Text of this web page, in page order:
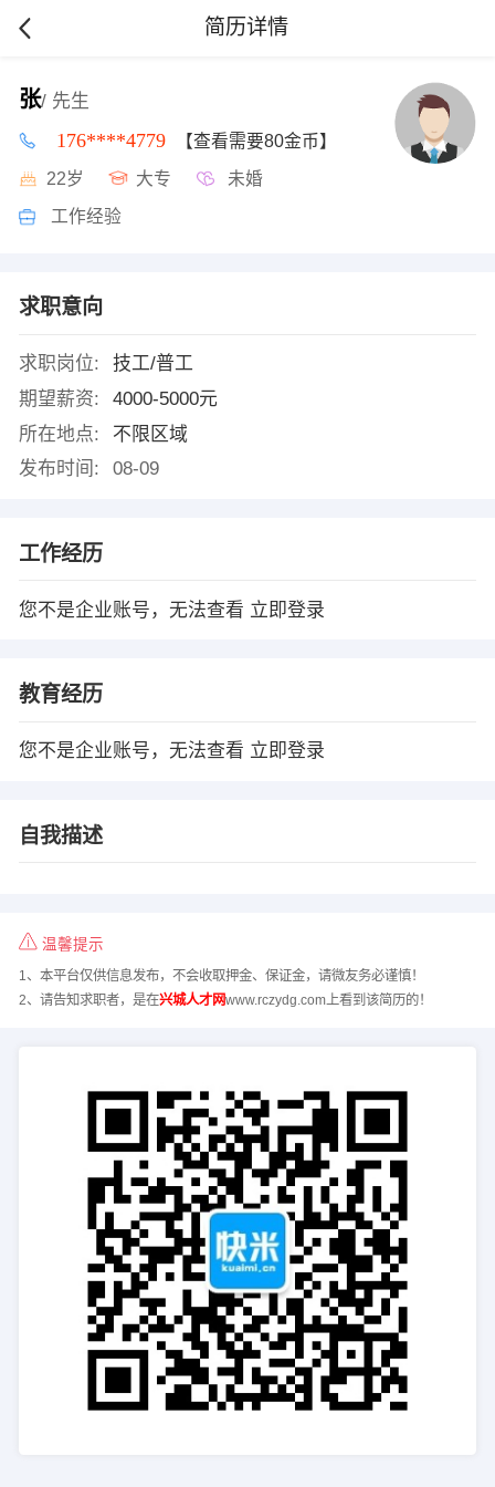
简历详情
张/ 先生
176****4779 【查看需要80金币】
22岁 大专 未婚
工作经验
求职意向
求职岗位:
技工/普工
期望薪资:
4000-5000元
所在地点:
不限区域
发布时间:
08-09
工作经历
您不是企业账号，无法查看 立即登录
教育经历
您不是企业账号，无法查看 立即登录
自我描述
温馨提示
1、本平台仅供信息发布，不会收取押金、保证金，请微友务必谨慎！
2、请告知求职者，是在兴城人才网www.rczydg.com上看到该简历的！